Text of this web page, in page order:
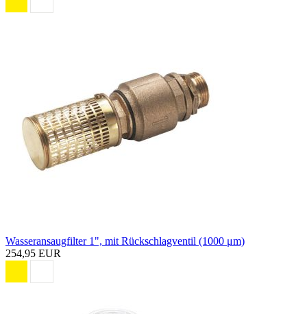
Wasseransaugfilter 1", mit Rückschlagventil (1000 μm)
254,95 EUR